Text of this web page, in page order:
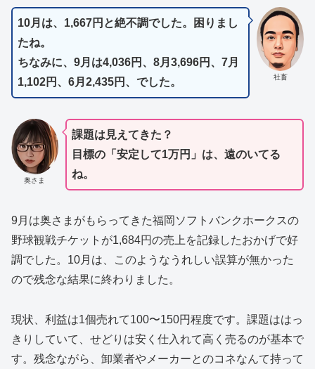
社畜
10月は、1,667円と絶不調でした。困りまし
たね。
ちなみに、9月は4,036円、8月3,696円、7月
1,102円、6月2,435円、でした。
奥さま
課題は見えてきた？
目標の「安定して1万円」は、遠のいてる
ね。
9月は奥さまがもらってきた福岡ソフトバンクホークスの
野球観戦チケットが1,684円の売上を記録したおかげで好
調でした。10月は、このようなうれしい誤算が無かった
ので残念な結果に終わりました。
現状、利益は1個売れて100〜150円程度です。課題ははっ
きりしていて、せどりは安く仕入れて高く売るのが基本で
す。残念ながら、卸業者やメーカーとのコネなんて持って